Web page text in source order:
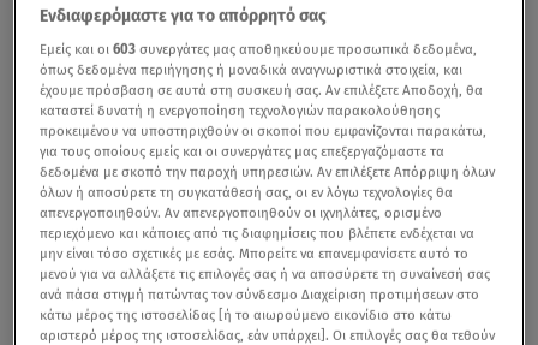
Ενδιαφερόμαστε για το απόρρητό σας
Εμείς και οι603 συνεργάτες μας αποθηκεύουμε προσωπικά δεδομένα,
όπως δεδομένα περιήγησης ή μοναδικά αναγνωριστικά στοιχεία, και
έχουμε πρόσβαση σε αυτά στη συσκευή σας. Αν επιλέξετε Αποδοχή, θα
καταστεί δυνατή η ενεργοποίηση τεχνολογιών παρακολούθησης
προκειμένου να υποστηριχθούν οι σκοποί που εμφανίζονται παρακάτω,
για τους οποίους εμείς και οι συνεργάτες μας επεξεργαζόμαστε τα
δεδομένα με σκοπό την παροχή υπηρεσιών. Αν επιλέξετε Απόρριψη όλων
όλων ή αποσύρετε τη συγκατάθεσή σας, οι εν λόγω τεχνολογίες θα
απενεργοποιηθούν. Αν απενεργοποιηθούν οι ιχνηλάτες, ορισμένο
περιεχόμενο και κάποιες από τις διαφημίσεις που βλέπετε ενδέχεται να
μην είναι τόσο σχετικές με εσάς. Μπορείτε να επανεμφανίσετε αυτό το
μενού για να αλλάξετε τις επιλογές σας ή να αποσύρετε τη συναίνεσή σας
ανά πάσα στιγμή πατώντας τον σύνδεσμο Διαχείριση προτιμήσεων στο
κάτω μέρος της ιστοσελίδας [ή το αιωρούμενο εικονίδιο στο κάτω
αριστερό μέρος της ιστοσελίδας, εάν υπάρχει]. Οι επιλογές σας θα τεθούν